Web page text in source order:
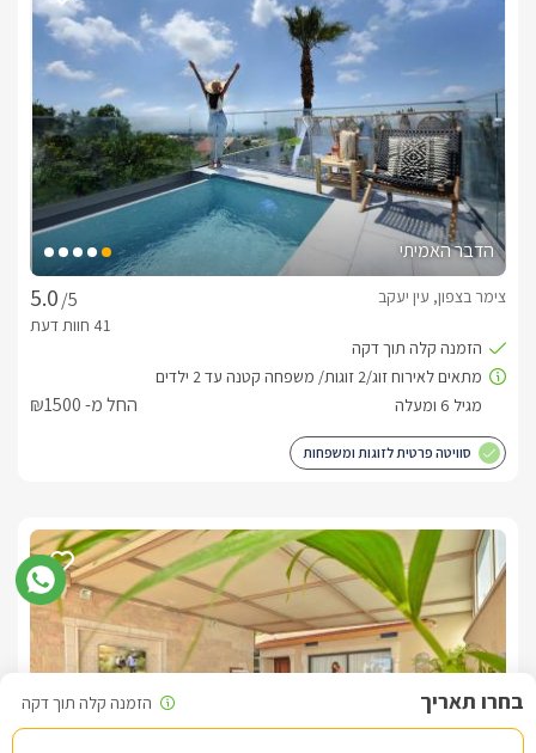
בתוספת תשלום ובתיאום מראש מול המארחים, תוכלו ליהנות
מארוחת בוקר גלילית מפנקת.(ספק חיצוני)
מה בסביבה?
בסביבה הקרובה ניתן לבקר במגוון מסלולי הליכה מרהיבים,
מעיינות נסתרים, אתרי תיירות דוגמת אגם מונפורט, ראש הנקרה,
מבצר יחיעם, עכו העתיקה ועוד. טיולי ג'יפים, רכיבה על סוסים טיולי
טרקטורונים וריינג'רים, מרכזי קניות, מגוון מסעדות ועוד..
לצפייה במדיניות ותנאי הזמנה -
לידיעתכם, הפרטים המוצגים באתר: התפוסה המחירים והמבצעים
מעודכנים ומאומתים. תוכלו לבדוק ולבצע הזמנה באהבה רבה ♥
לפרטים נוספים או שאלות אנחנו פה לשירותכם
בברכה, יאיר -
הדבר האמיתי
/5
צימר בצפון, עין יעקב
החל מ- ₪1500
סוויטה פרטית לזוגות ומשפחות